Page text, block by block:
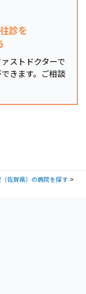
診を
ストドクターで
きます。ご相談
佐賀県）の病院を探す